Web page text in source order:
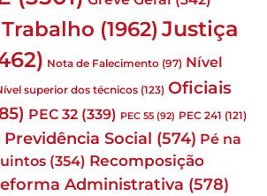
(1962) Justiça
Nota de Falecimento (97) Nível
superior dos técnicos (123) Oficiais
PEC 32 (339) PEC 55 (92) PEC 241 (121)
Previdência Social (574) Pé na
(354) Recomposição
Administrativa (578)